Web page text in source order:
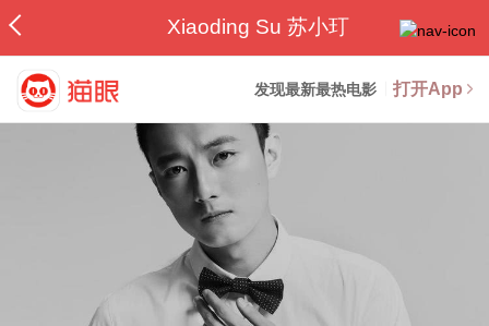
Xiaoding Su 苏小玎
发现最新最热电影 打开App